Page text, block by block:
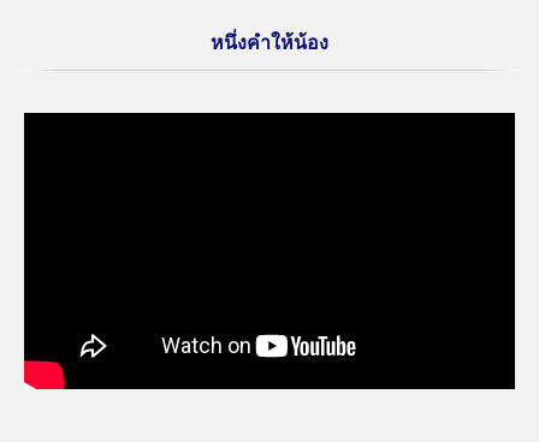
หนึ่งคำให้น้อง